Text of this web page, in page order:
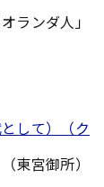
ランダ人」
して）（ク
東宮御所）